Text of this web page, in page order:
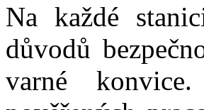
Na každé
důvodů
varné